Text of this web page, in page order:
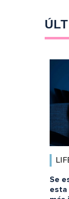
Se
esta